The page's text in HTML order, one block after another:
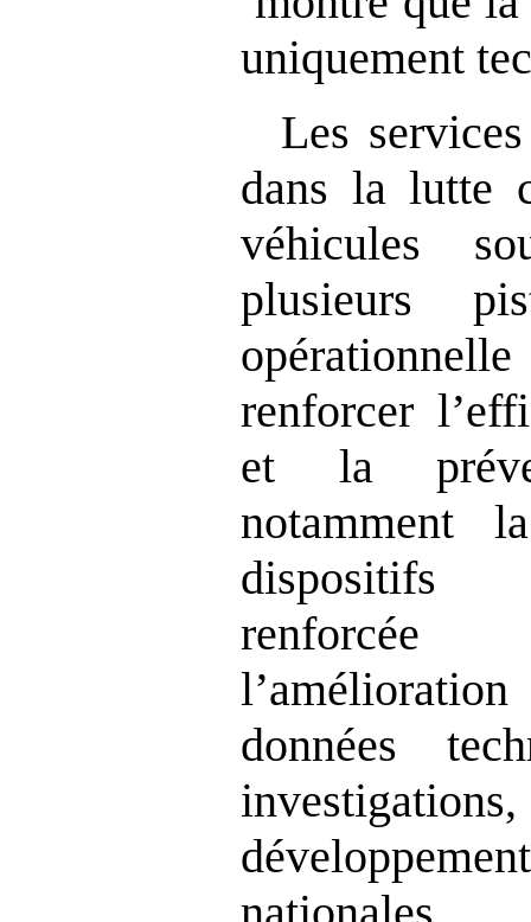
uniquement
Les
dans la lutte
véhicules
plusieurs
renforcer
et la
notamment
dispositifs
renforcée
données